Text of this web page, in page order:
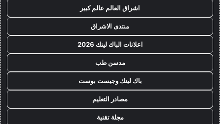
اشراق العالم عالم كبير
منتدى الاشراق
اعلانات الباك لينك 2026
مدسن طب
باك لينك وجيست بوست
مصادر التعليم
مجلة تقنية